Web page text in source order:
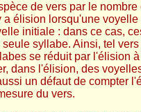
de vers par le
a élision lorsqu'une
initiale : dans ce cas,
syllabe. Ainsi, tel
se réduit par l'élision
dans l'élision, des
un défaut de compter
du vers.